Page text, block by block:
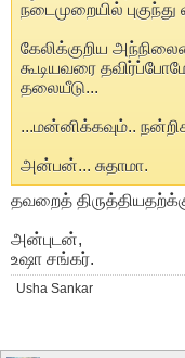
நடைமுறையில் புகுந்து
கேலிக்குறிய
கூடியவரை
தலையீடு...
...மன்னிக்கவும்..
அன்பன்... சுதாமா.
தவறைத்
அன்புடன்,
உஷா சங்கர்.
Usha Sankar